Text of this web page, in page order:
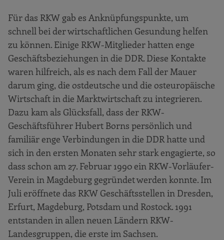
Für das RKW gab es Anknüpfungspunkte, um
schnell bei der wirtschaftlichen Gesundung helfen
zu können. Einige RKW-Mitglieder hatten enge
Geschäftsbeziehungen in die DDR. Diese Kontakte
waren hilfreich, als es nach dem Fall der Mauer
darum ging, die ostdeutsche und die osteuropäische
Wirtschaft in die Marktwirtschaft zu integrieren.
Dazu kam als Glücksfall, dass der RKW-
Geschäftsführer Hubert Borns persönlich und
familiär enge Verbindungen in die DDR hatte und
sich in den ersten Monaten sehr stark engagierte, so
dass schon am 27. Februar 1990 ein RKW-Vorläufer-
Verein in Magdeburg gegründet werden konnte. Im
Juli eröffnete das RKW Geschäftsstellen in Dresden,
Erfurt, Magdeburg, Potsdam und Rostock. 1991
entstanden in allen neuen Ländern RKW-
Landesgruppen, die erste im Sachsen.